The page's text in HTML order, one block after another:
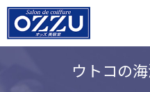
ウトコの